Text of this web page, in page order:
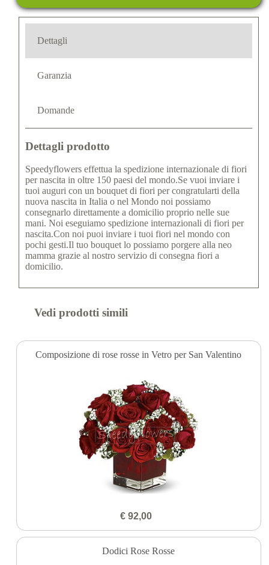
Dettagli
Garanzia
Domande
Dettagli prodotto
Speedyflowers effettua la spedizione internazionale di fiori
per nascita in oltre 150 paesi del mondo.Se vuoi inviare i
tuoi auguri con un bouquet di fiori per congratularti della
nuova nascita in Italia o nel Mondo noi possiamo
consegnarlo direttamente a domicilio proprio nelle sue
mani. Noi eseguiamo spedizione internazionali di fiori per
nascita.Con noi puoi inviare i tuoi fiori nel mondo con
pochi gesti.Il tuo bouquet lo possiamo porgere alla neo
mamma grazie al nostro servizio di consegna fiori a
domicilio.
Vedi prodotti simili
Composizione di rose rosse in Vetro per San Valentino
€ 92,00
Dodici Rose Rosse